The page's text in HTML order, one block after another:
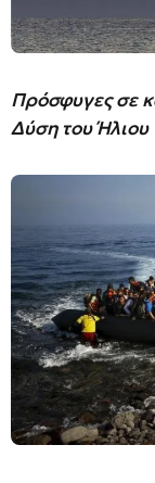
Πρόσφυγες σε
Δύση του Ήλιου